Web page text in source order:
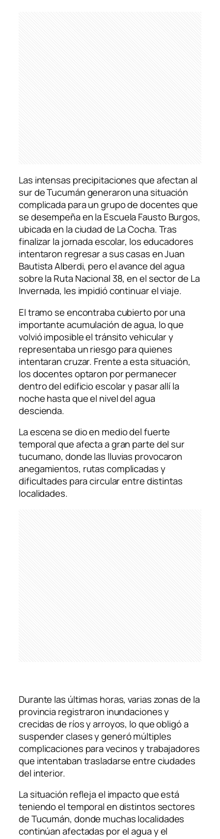
Las intensas precipitaciones que afectan al
sur de Tucumán generaron una situación
complicada para un grupo de docentes que
se desempeña en la Escuela Fausto Burgos,
ubicada en la ciudad de La Cocha. Tras
finalizar la jornada escolar, los educadores
intentaron regresar a sus casas en Juan
Bautista Alberdi, pero el avance del agua
sobre la Ruta Nacional 38, en el sector de La
Invernada, les impidió continuar el viaje.
El tramo se encontraba cubierto por una
importante acumulación de agua, lo que
volvió imposible el tránsito vehicular y
representaba un riesgo para quienes
intentaran cruzar. Frente a esta situación,
los docentes optaron por permanecer
dentro del edificio escolar y pasar allí la
noche hasta que el nivel del agua
descienda.
La escena se dio en medio del fuerte
temporal que afecta a gran parte del sur
tucumano, donde las lluvias provocaron
anegamientos, rutas complicadas y
dificultades para circular entre distintas
localidades.
Durante las últimas horas, varias zonas de la
provincia registraron inundaciones y
crecidas de ríos y arroyos, lo que obligó a
suspender clases y generó múltiples
complicaciones para vecinos y trabajadores
que intentaban trasladarse entre ciudades
del interior.
La situación refleja el impacto que está
teniendo el temporal en distintos sectores
de Tucumán, donde muchas localidades
continúan afectadas por el agua y el